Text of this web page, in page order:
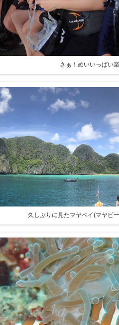
さぁ！めいいっぱい
久しぶりに見たマヤベイ(マヤビ